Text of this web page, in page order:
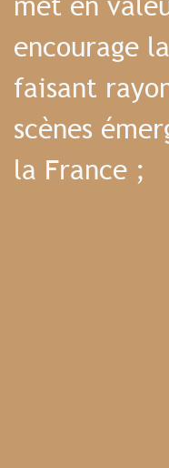
encourage
faisant
scènes
la France ;